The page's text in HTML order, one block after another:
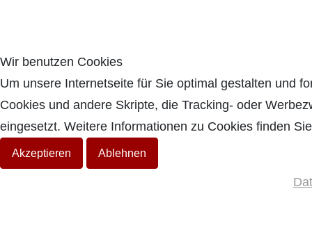
Wir benutzen Cookies
Um unsere Internetseite für Sie optimal gestalten und
Cookies und andere Skripte, die Tracking- oder
eingesetzt. Weitere Informationen zu Cookies finden
Akzeptieren Ablehnen